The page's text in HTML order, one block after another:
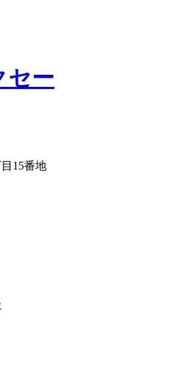
15番地